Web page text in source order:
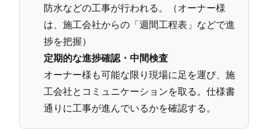
防水などの工事が行われる。（オーナー様
は、施工会社からの「週間工程表」などで進
捗を把握）
定期的な進捗確認・中間検査
オーナー様も可能な限り現場に足を運び、施
工会社とコミュニケーションを取る。仕様書
通りに工事が進んでいるかを確認する。